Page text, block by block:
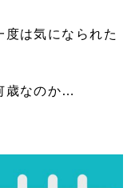
度は気になられた
歳なのか…